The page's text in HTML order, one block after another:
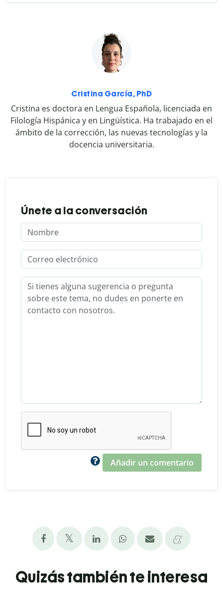
Cristina García, PhD
Cristina es doctora en Lengua Española, licenciada en
Filología Hispánica y en Lingüística. Ha trabajado en el
ámbito de la corrección, las nuevas tecnologías y la
docencia universitaria.
Únete a la conversación
Añadir un comentario
Quizás también te interesa